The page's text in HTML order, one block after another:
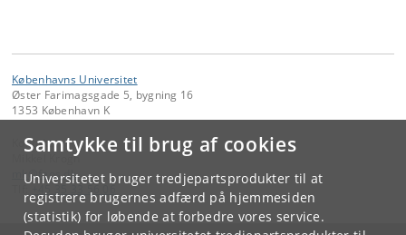
Samtykke til brug af cookies
Universitetet bruger tredjepartsprodukter til at
registrere brugernes adfærd på hjemmesiden
(statistik) for løbende at forbedre vores service.
Københavns Universitet
Øster Farimagsgade 5, bygning 16
1353 København K
Kontakt:
Mikkel Krogh
mk @faos.dk